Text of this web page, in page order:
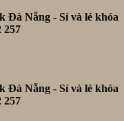
Đà Nẵng - Sỉ và lẻ khóa
257
Đà Nẵng - Sỉ và lẻ khóa
257